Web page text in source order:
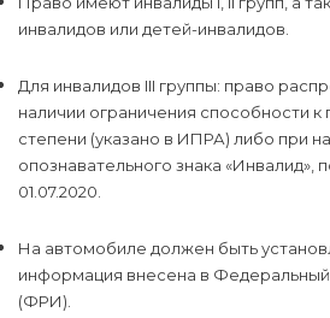
инвалидов или детей-инвалидов.
Для инвалидов III группы: право
наличии ограничения способности
степени (указано в ИПРА) либо при
опознавательного знака «Инвалид»,
01.07.2020.
На автомобиле должен быть
информация внесена в
(ФРИ).